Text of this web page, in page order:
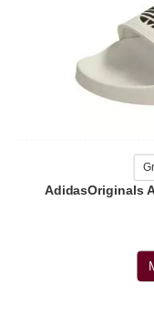
AdidasOriginals